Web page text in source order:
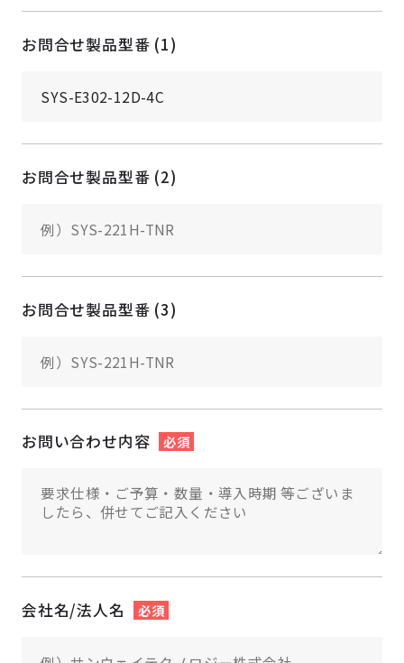
お問合せ製品型番 (1)
お問合せ製品型番 (2)
お問合せ製品型番 (3)
お問い合わせ内容 必須
会社名/法人名 必須